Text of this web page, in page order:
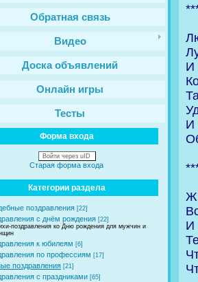
Обратная связь
Видео
Доска объявлений
Онлайн игры
Тесты
Форма входа
Войти через uID
Старая форма входа
Категории раздела
поздравления [22]
с днём рождения [22]
поздравления ко Дню рождения для мужчин и
к юбилеям [6]
по профессиям [17]
поздравления [21]
с праздниками [65]
И
И
И